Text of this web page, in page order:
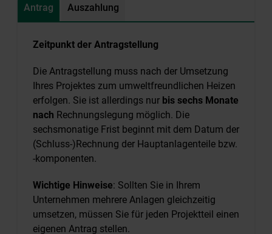
Antrag Auszahlung
Zeitpunkt der Antragstellung
Die Antragstellung muss nach der Umsetzung
Ihres Projektes zum umweltfreundlichen Heizen
erfolgen. Sie ist allerdings nur bis sechs Monate
nach Rechnungslegung möglich. Die
sechsmonatige Frist beginnt mit dem Datum der
(Schluss-)Rechnung der Hauptanlagenteile bzw.
-komponenten.
Wichtige Hinweise: Sollten Sie in Ihrem
Unternehmen mehrere Anlagen gleichzeitig
umsetzen, müssen Sie für jeden Projektteil einen
eigenen Antrag stellen.